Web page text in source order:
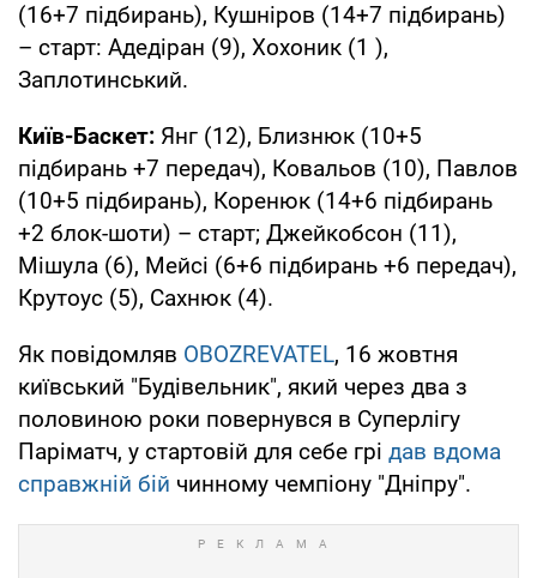
(16+7 підбирань), Кушніров (14+7 підбирань)
– старт: Адедіран (9), Хохоник (1 ),
Заплотинський.
Київ-Баскет: Янг (12), Близнюк (10+5
підбирань +7 передач), Ковальов (10), Павлов
(10+5 підбирань), Коренюк (14+6 підбирань
+2 блок-шоти) – старт; Джейкобсон (11),
Мішула (6), Мейсі (6+6 підбирань +6 передач),
Крутоус (5), Сахнюк (4).
Як повідомляв OBOZREVATEL, 16 жовтня
київський "Будівельник", який через два з
половиною роки повернувся в Суперлігу
Паріматч, у стартовій для себе грі дав вдома
справжній бій чинному чемпіону "Дніпру".